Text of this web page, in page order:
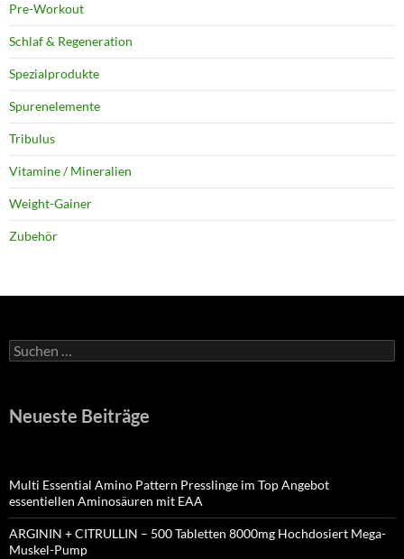
Pre-Workout
Schlaf & Regeneration
Spezialprodukte
Spurenelemente
Tribulus
Vitamine / Mineralien
Weight-Gainer
Zubehör
Suchen
nach:
Neueste Beiträge
Multi Essential Amino Pattern Presslinge im Top Angebot
essentiellen Aminosäuren mit EAA
ARGININ + CITRULLIN – 500 Tabletten 8000mg Hochdosiert Mega-
Muskel-Pump